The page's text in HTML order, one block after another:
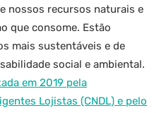
nossos recursos naturais e
que consome. Estão
mais sustentáveis e de
social e ambiental.
em 2019 pela
Lojistas (CNDL) e pelo